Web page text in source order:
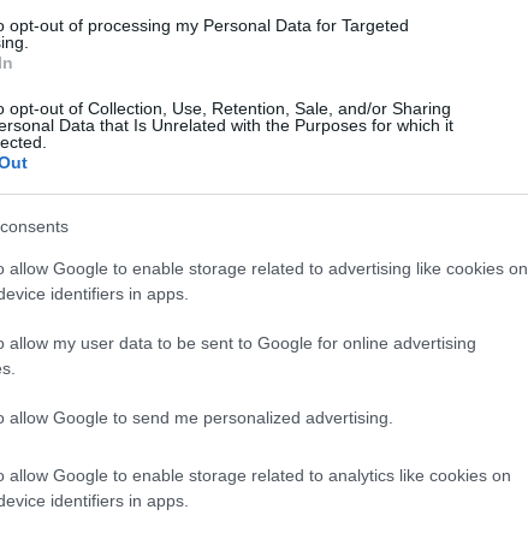
opt-out of processing my Personal Data for Targeted
opt-out of Collection, Use, Retention, Sale, and/or Sharing
Data that Is Unrelated with the Purposes for which it
allow Google to enable storage related to advertising like cookies on
identifiers in apps.
allow my user data to be sent to Google for online advertising
allow Google to send me personalized advertising.
allow Google to enable storage related to analytics like cookies on
identifiers in apps.
pillanatban a kiválasztott fiú zsebébe, akkor
s amerre ekkor dőlni fog, abból az irányból fog
legényt vagy lányt megitatja, akkor az illető mindig
a lánynak, mert nem megy férjhez.